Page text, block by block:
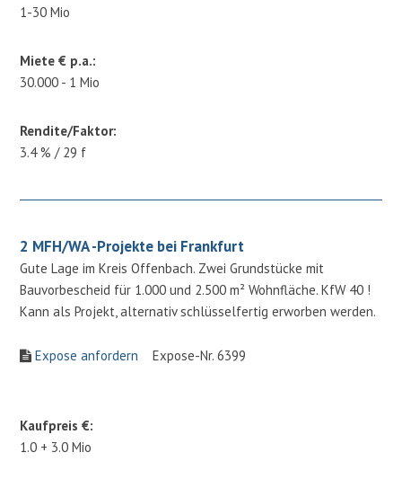
1-30 Mio
Miete € p.a.:
30.000 - 1 Mio
Rendite/Faktor:
3.4 % / 29 f
2 MFH/WA -Projekte bei Frankfurt
Gute Lage im Kreis Offenbach. Zwei Grundstücke mit
Bauvorbescheid für 1.000 und 2.500 m² Wohnfläche. KfW 40 !
Kann als Projekt, alternativ schlüsselfertig erworben werden.
Expose anfordern Expose-Nr. 6399
Kaufpreis €:
1.0 + 3.0 Mio